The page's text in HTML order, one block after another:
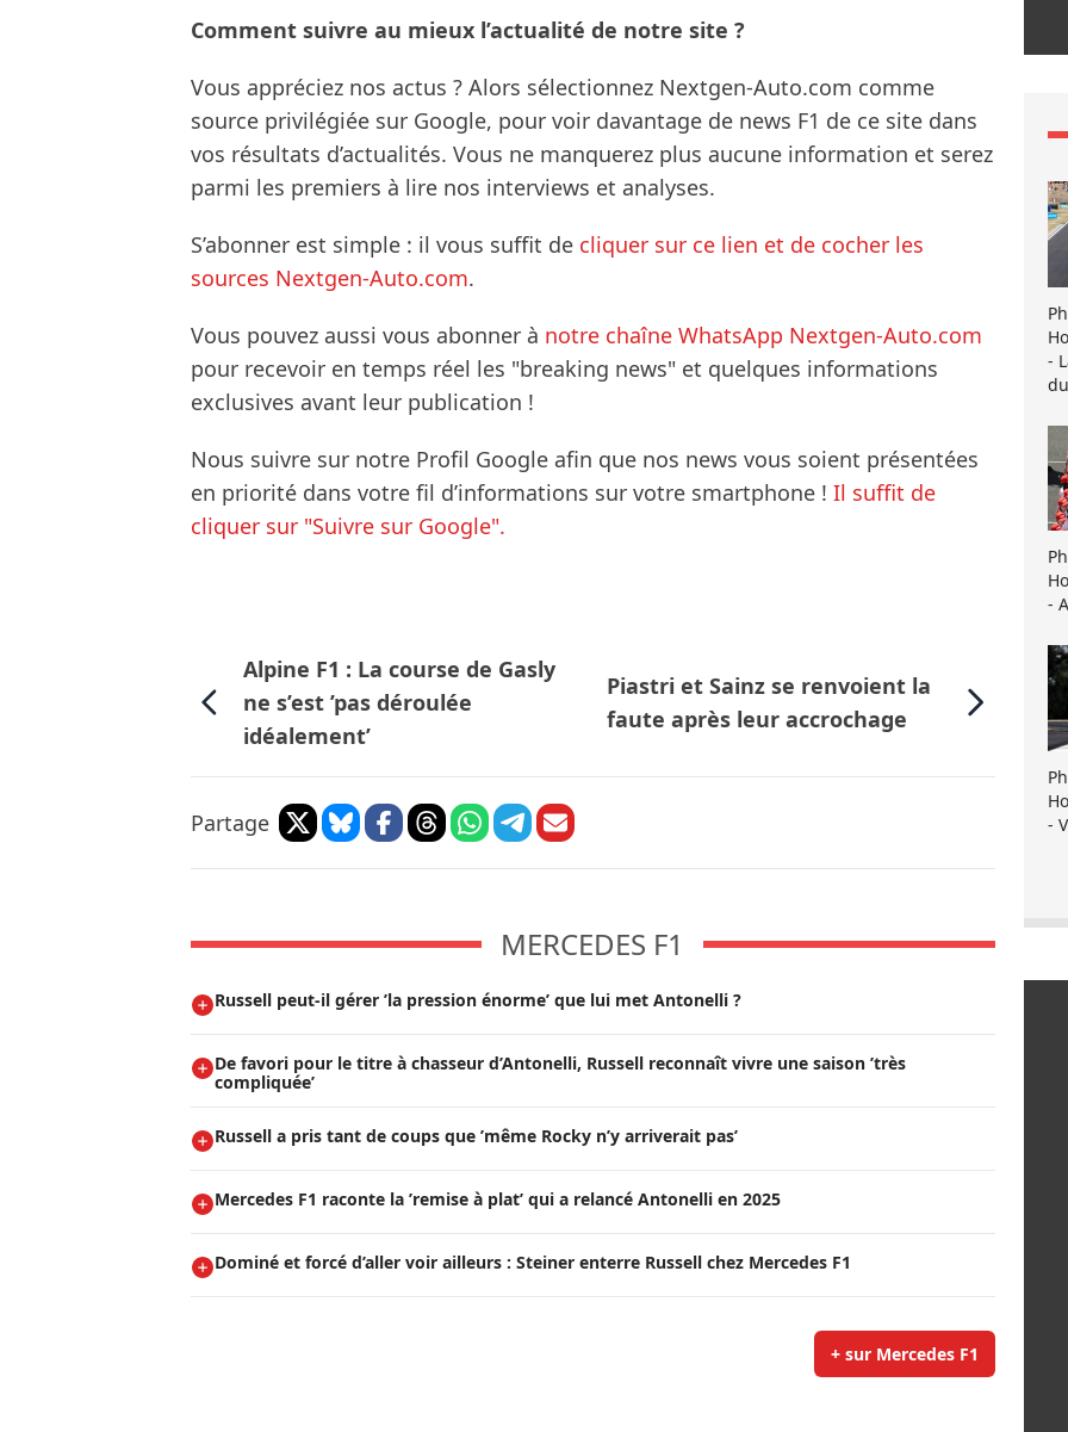
Comment suivre au mieux l’actualité de notre site ?
Vous appréciez nos actus ? Alors sélectionnez Nextgen-Auto.com comme
source privilégiée sur Google, pour voir davantage de news F1 de ce site dans
vos résultats d’actualités. Vous ne manquerez plus aucune information et serez
parmi les premiers à lire nos interviews et analyses.
S’abonner est simple : il vous suffit de cliquer sur ce lien et de cocher les
sources Nextgen-Auto.com.
Vous pouvez aussi vous abonner à notre chaîne WhatsApp Nextgen-Auto.com
pour recevoir en temps réel les "breaking news" et quelques informations
exclusives avant leur publication !
Nous suivre sur notre Profil Google afin que nos news vous soient présentées
en priorité dans votre fil d’informations sur votre smartphone ! Il suffit de
cliquer sur "Suivre sur Google".
Alpine F1 : La course de Gasly
ne s’est ’pas déroulée
idéalement’
Piastri et Sainz se renvoient la
faute après leur accrochage
Partage
MERCEDES F1
Russell peut-il gérer ’la pression énorme’ que lui met Antonelli ?
De favori pour le titre à chasseur d’Antonelli, Russell reconnaît vivre une saison ’très
compliquée’
Russell a pris tant de coups que ’même Rocky n’y arriverait pas’
Mercedes F1 raconte la ’remise à plat’ qui a relancé Antonelli en 2025
Dominé et forcé d’aller voir ailleurs : Steiner enterre Russell chez Mercedes F1
+ sur Mercedes F1
-
-
-